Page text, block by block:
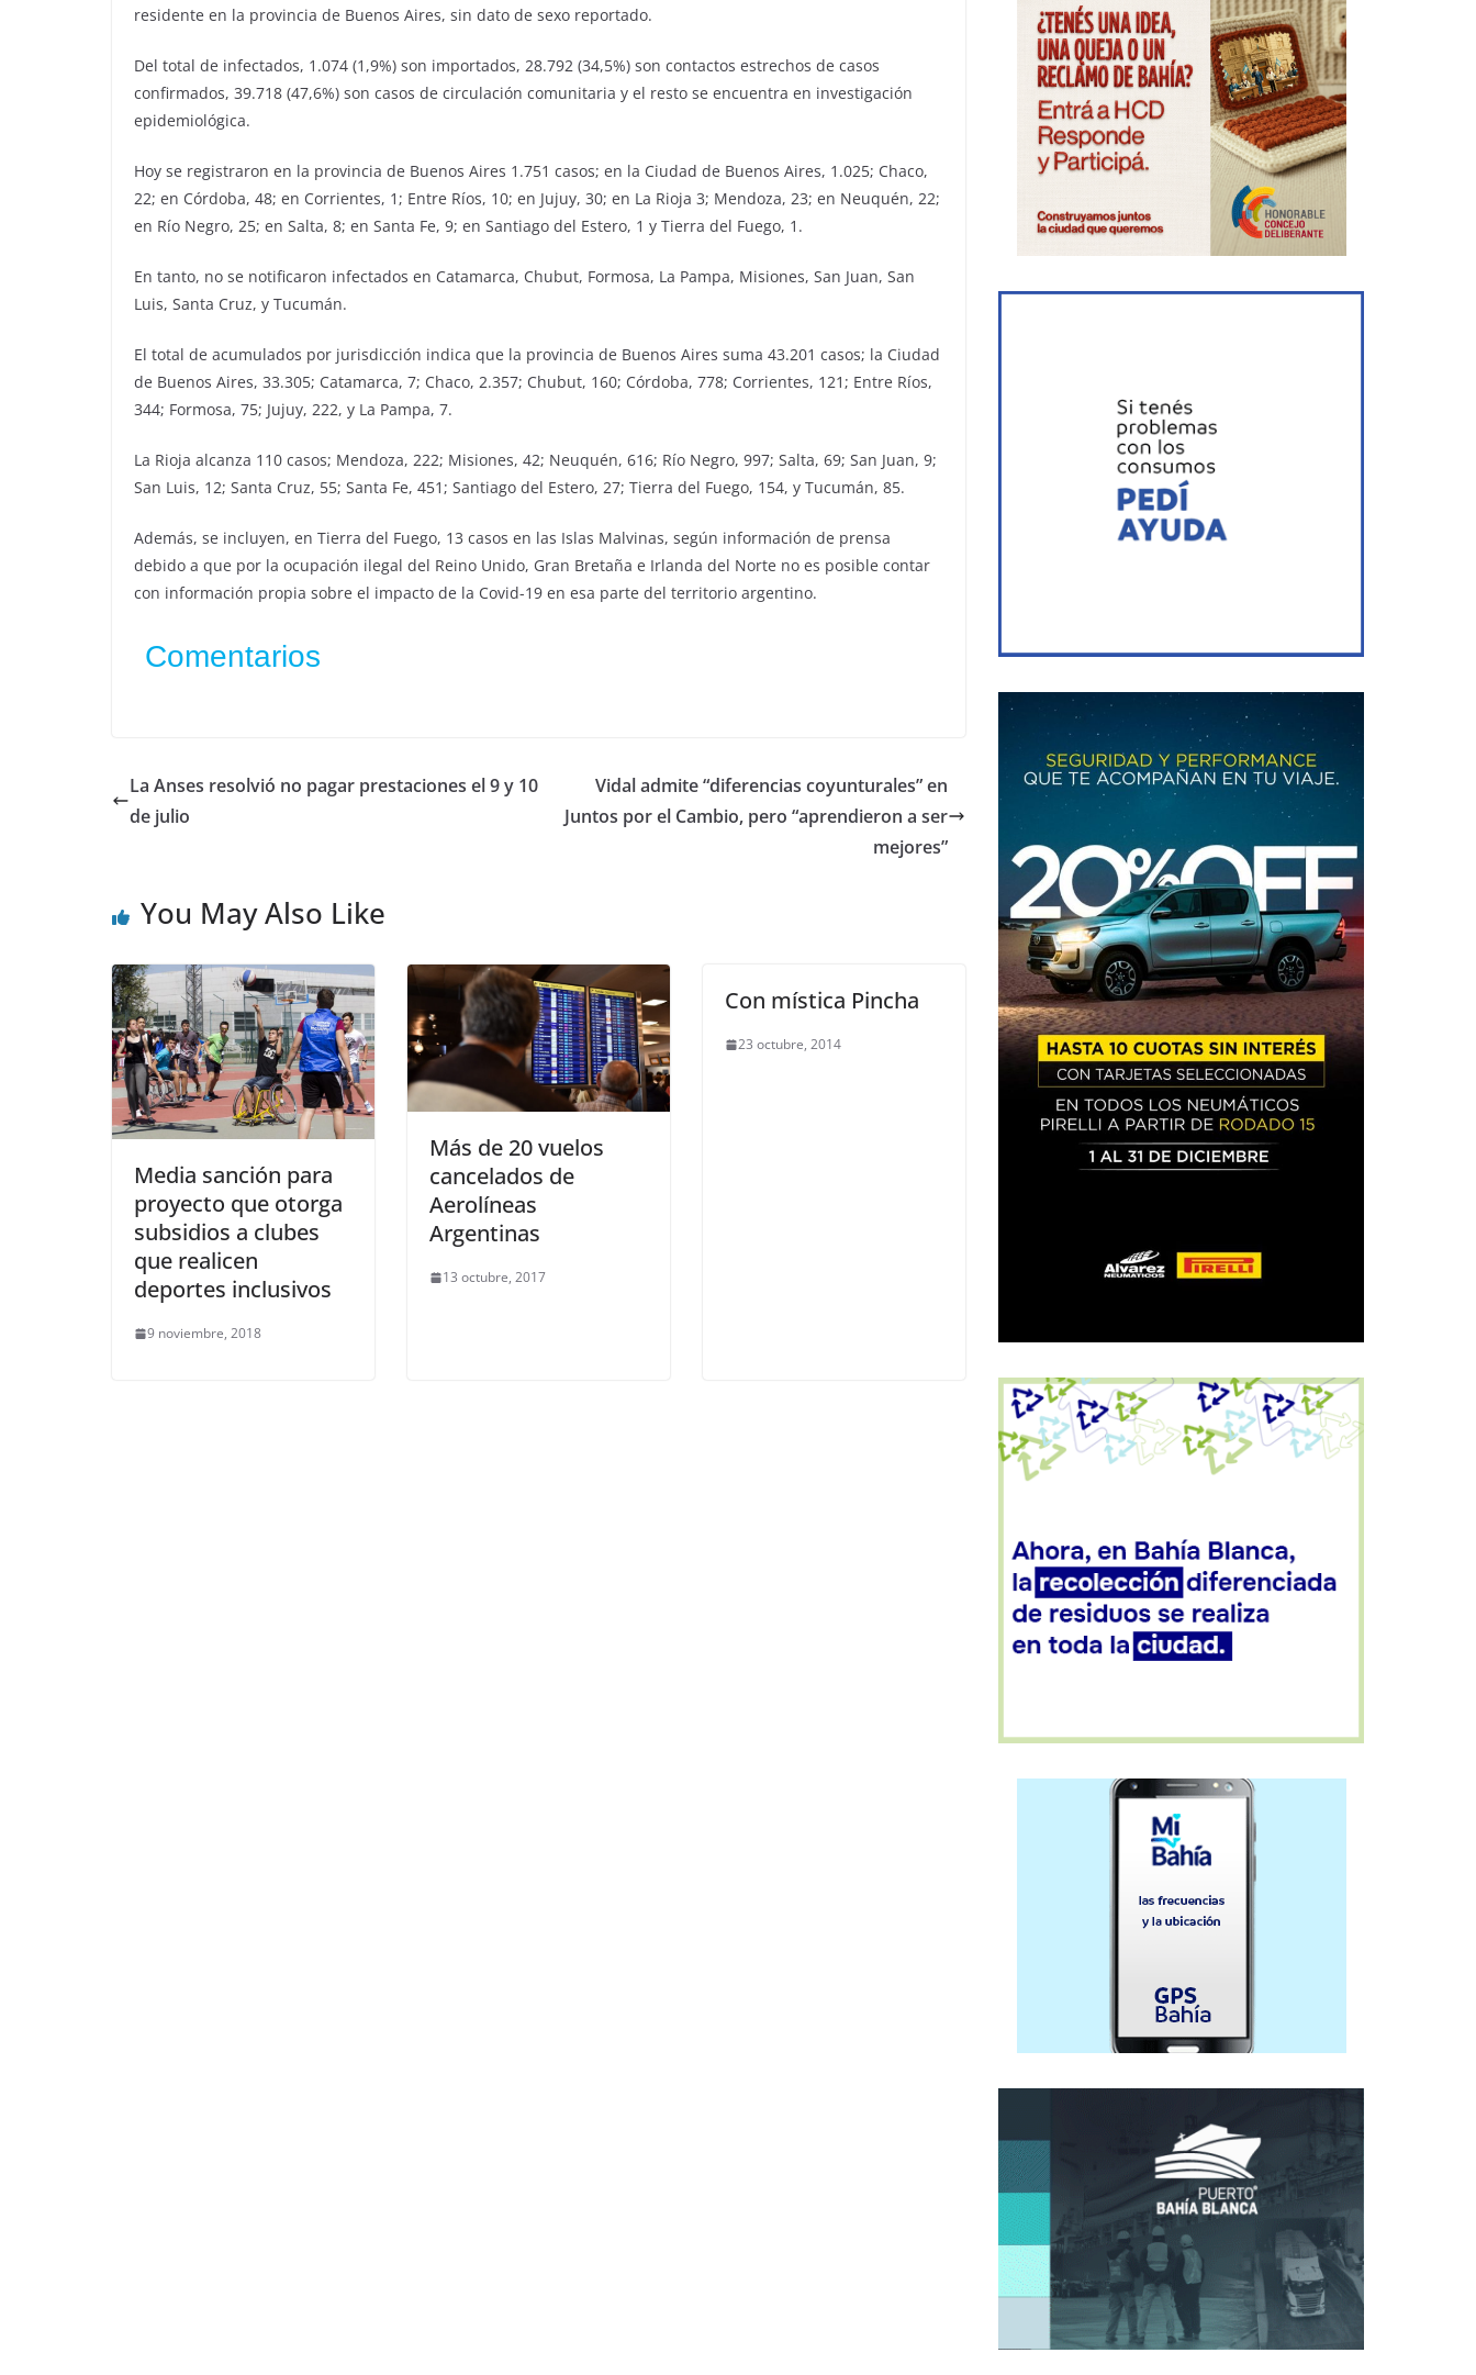
residente en la provincia de Buenos Aires, sin dato de sexo reportado.
Del total de infectados, 1.074 (1,9%) son importados, 28.792 (34,5%) son contactos estrechos de casos
confirmados, 39.718 (47,6%) son casos de circulación comunitaria y el resto se encuentra en investigación
epidemiológica.
Hoy se registraron en la provincia de Buenos Aires 1.751 casos; en la Ciudad de Buenos Aires, 1.025; Chaco,
22; en Córdoba, 48; en Corrientes, 1; Entre Ríos, 10; en Jujuy, 30; en La Rioja 3; Mendoza, 23; en Neuquén, 22;
en Río Negro, 25; en Salta, 8; en Santa Fe, 9; en Santiago del Estero, 1 y Tierra del Fuego, 1.
En tanto, no se notificaron infectados en Catamarca, Chubut, Formosa, La Pampa, Misiones, San Juan, San
Luis, Santa Cruz, y Tucumán.
El total de acumulados por jurisdicción indica que la provincia de Buenos Aires suma 43.201 casos; la Ciudad
de Buenos Aires, 33.305; Catamarca, 7; Chaco, 2.357; Chubut, 160; Córdoba, 778; Corrientes, 121; Entre Ríos,
344; Formosa, 75; Jujuy, 222, y La Pampa, 7.
La Rioja alcanza 110 casos; Mendoza, 222; Misiones, 42; Neuquén, 616; Río Negro, 997; Salta, 69; San Juan, 9;
San Luis, 12; Santa Cruz, 55; Santa Fe, 451; Santiago del Estero, 27; Tierra del Fuego, 154, y Tucumán, 85.
Además, se incluyen, en Tierra del Fuego, 13 casos en las Islas Malvinas, según información de prensa
debido a que por la ocupación ilegal del Reino Unido, Gran Bretaña e Irlanda del Norte no es posible contar
con información propia sobre el impacto de la Covid-19 en esa parte del territorio argentino.
Comentarios
La Anses resolvió no pagar prestaciones el 9 y 10
de julio
Vidal admite “diferencias coyunturales” en
Juntos por el Cambio, pero “aprendieron a ser
mejores”
You May Also Like
Media sanción para
proyecto que otorga
subsidios a clubes
que realicen
deportes inclusivos
9 noviembre, 2018
Más de 20 vuelos
cancelados de
Aerolíneas
Argentinas
13 octubre, 2017
Con mística Pincha
23 octubre, 2014